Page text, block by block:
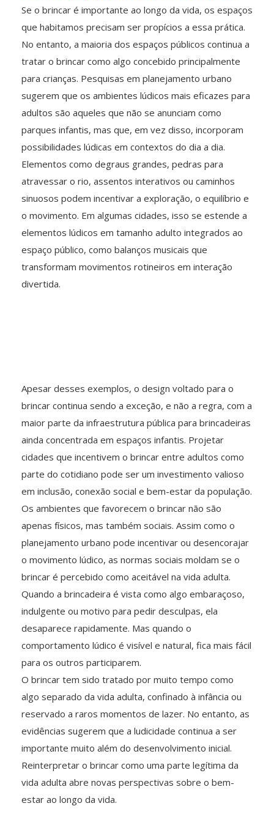
Se o brincar é importante ao longo da vida, os espaços
que habitamos precisam ser propícios a essa prática.
No entanto, a maioria dos espaços públicos continua a
tratar o brincar como algo concebido principalmente
para crianças. Pesquisas em planejamento urbano
sugerem que os ambientes lúdicos mais eficazes para
adultos são aqueles que não se anunciam como
parques infantis, mas que, em vez disso, incorporam
possibilidades lúdicas em contextos do dia a dia.
Elementos como degraus grandes, pedras para
atravessar o rio, assentos interativos ou caminhos
sinuosos podem incentivar a exploração, o equilíbrio e
o movimento. Em algumas cidades, isso se estende a
elementos lúdicos em tamanho adulto integrados ao
espaço público, como balanços musicais que
transformam movimentos rotineiros em interação
divertida.
Apesar desses exemplos, o design voltado para o
brincar continua sendo a exceção, e não a regra, com a
maior parte da infraestrutura pública para brincadeiras
ainda concentrada em espaços infantis. Projetar
cidades que incentivem o brincar entre adultos como
parte do cotidiano pode ser um investimento valioso
em inclusão, conexão social e bem-estar da população.
Os ambientes que favorecem o brincar não são
apenas físicos, mas também sociais. Assim como o
planejamento urbano pode incentivar ou desencorajar
o movimento lúdico, as normas sociais moldam se o
brincar é percebido como aceitável na vida adulta.
Quando a brincadeira é vista como algo embaraçoso,
indulgente ou motivo para pedir desculpas, ela
desaparece rapidamente. Mas quando o
comportamento lúdico é visível e natural, fica mais fácil
para os outros participarem.
O brincar tem sido tratado por muito tempo como
algo separado da vida adulta, confinado à infância ou
reservado a raros momentos de lazer. No entanto, as
evidências sugerem que a ludicidade continua a ser
importante muito além do desenvolvimento inicial.
Reinterpretar o brincar como uma parte legítima da
vida adulta abre novas perspectivas sobre o bem-
estar ao longo da vida.